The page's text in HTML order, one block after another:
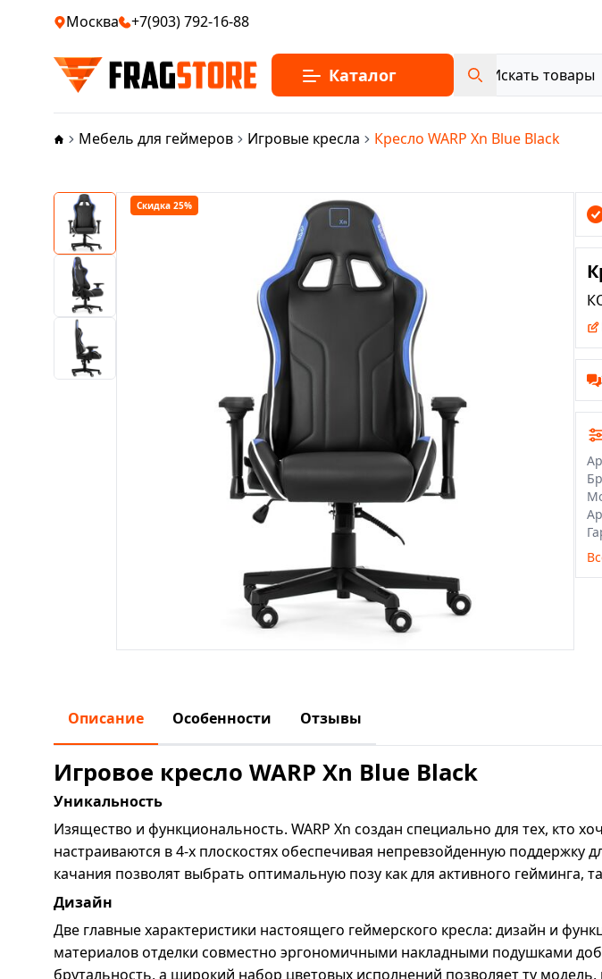
Москва +7(903) 792-16-88
Каталог
Мебель для геймеров Игровые кресла Кресло WARP Xn Blue Black
Скидка 25%
Описание Особенности Отзывы
Игровое кресло WARP Xn Blue Black
Уникальность
Изящество и функциональность. WARP Xn создан специально для тех, кто
настраиваются в 4-х плоскостях обеспечивая непревзойденную
качания позволят выбрать оптимальную позу как для активного гейминга,
Дизайн
Две главные характеристики настоящего геймерского кресла: дизайн и
материалов отделки совместно эргономичными накладными подушками
брутальность, а широкий набор цветовых исполнений позволяет ту модель,